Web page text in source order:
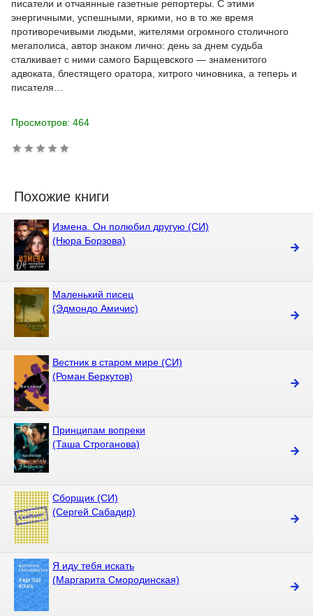
писатели и отчаянные газетные репортеры. С этими
энергичными, успешными, яркими, но в то же время
противоречивыми людьми, жителями огромного столичного
мегаполиса, автор знаком лично: день за днем судьба
сталкивает с ними самого Барщевского — знаменитого
адвоката, блестящего оратора, хитрого чиновника, а теперь и
писателя…
Просмотров: 464
Похожие книги
Измена. Он полюбил другую (СИ)
(Нюра Борзова)
Маленький писец
(Эдмондо Амичис)
Вестник в старом мире (СИ)
(Роман Беркутов)
Принципам вопреки
(Таша Строганова)
Сборщик (СИ)
(Сергей Сабадир)
Я иду тебя искать
(Маргарита Смородинская)